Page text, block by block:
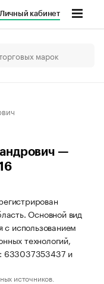
Личный кабинет
—
Основной вид
с использованием
технологий,
633037353437 и
источников.